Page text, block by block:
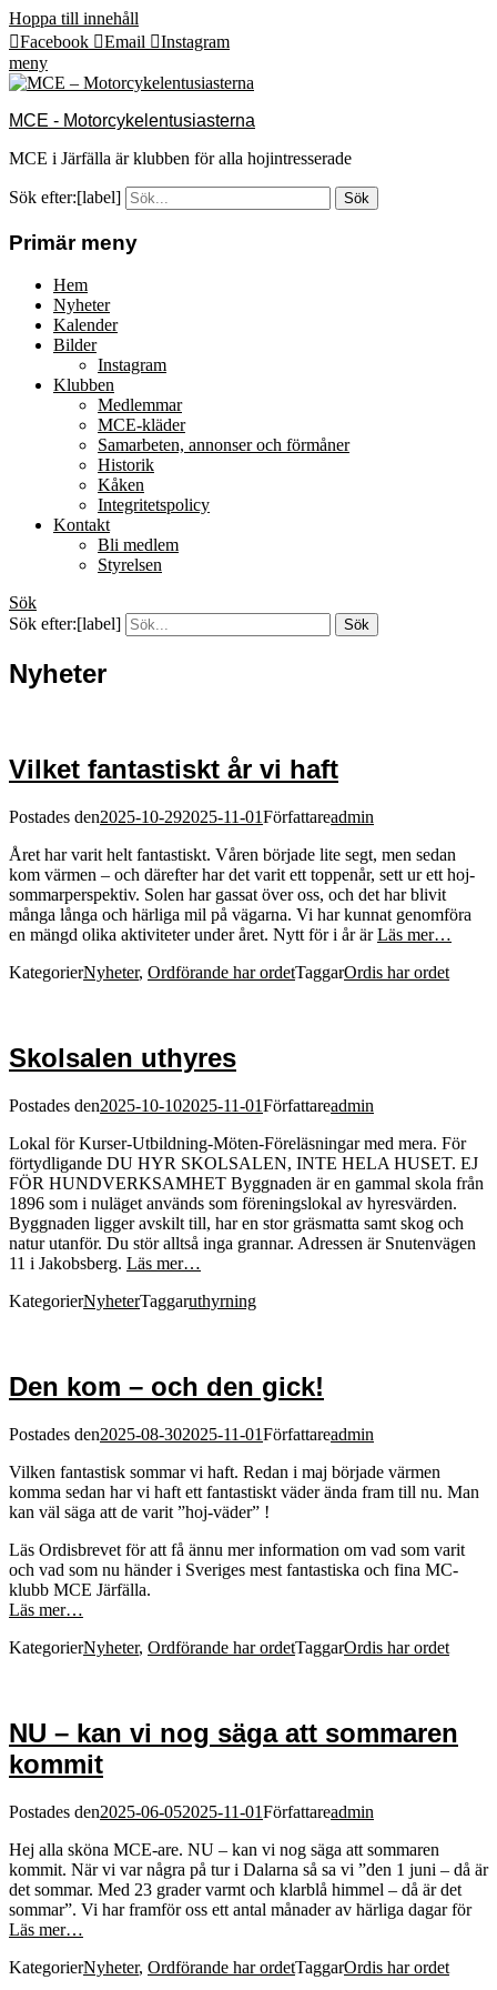
Hoppa till innehåll
Facebook
Email
Instagram
meny
MCE - Motorcykelentusiasterna
MCE i Järfälla är klubben för alla hojintresserade
Sök efter:[label]
Primär meny
Hem
Nyheter
Kalender
Bilder
Instagram
Klubben
Medlemmar
MCE-kläder
Samarbeten, annonser och förmåner
Historik
Kåken
Integritetspolicy
Kontakt
Bli medlem
Styrelsen
Sök
Sök efter:[label]
Nyheter
Vilket fantastiskt år vi haft
Postades den2025-10-292025-11-01Författareadmin
Året har varit helt fantastiskt. Våren började lite segt, men sedan
kom värmen – och därefter har det varit ett toppenår, sett ur ett hoj-
sommarperspektiv. Solen har gassat över oss, och det har blivit
många långa och härliga mil på vägarna. Vi har kunnat genomföra
en mängd olika aktiviteter under året. Nytt för i år ärLäs mer…
KategorierNyheter, Ordförande har ordetTaggarOrdis har ordet
Skolsalen uthyres
Postades den2025-10-102025-11-01Författareadmin
Lokal för Kurser-Utbildning-Möten-Föreläsningar med mera. För
förtydligande DU HYR SKOLSALEN, INTE HELA HUSET. EJ
FÖR HUNDVERKSAMHET Byggnaden är en gammal skola från
1896 som i nuläget används som föreningslokal av hyresvärden.
Byggnaden ligger avskilt till, har en stor gräsmatta samt skog och
natur utanför. Du stör alltså inga grannar. Adressen är Snutenvägen
11 i Jakobsberg. Läs mer…
KategorierNyheterTaggaruthyrning
Den kom – och den gick!
Postades den2025-08-302025-11-01Författareadmin
Vilken fantastisk sommar vi haft. Redan i maj började värmen
komma sedan har vi haft ett fantastiskt väder ända fram till nu. Man
kan väl säga att de varit ”hoj-väder” !
Läs Ordisbrevet för att få ännu mer information om vad som varit
och vad som nu händer i Sveriges mest fantastiska och fina MC-
klubb MCE Järfälla.
Läs mer…
KategorierNyheter, Ordförande har ordetTaggarOrdis har ordet
NU – kan vi nog säga att sommaren
kommit
Postades den2025-06-052025-11-01Författareadmin
Hej alla sköna MCE-are. NU – kan vi nog säga att sommaren
kommit. När vi var några på tur i Dalarna så sa vi ”den 1 juni – då är
det sommar. Med 23 grader varmt och klarblå himmel – då är det
sommar”. Vi har framför oss ett antal månader av härliga dagar för
Läs mer…
KategorierNyheter, Ordförande har ordetTaggarOrdis har ordet